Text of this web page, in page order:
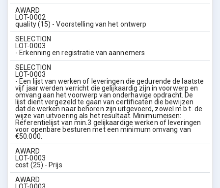
AWARD
LOT-0002
quality (15) - Voorstelling van het ontwerp
SELECTION
LOT-0003
- Erkenning en registratie van aannemers
SELECTION
LOT-0003
- Een lijst van werken of leveringen die gedurende de laatste
vijf jaar werden verricht die gelijkaardig zijn in voorwerp en
omvang aan het voorwerp van onderhavige opdracht. De
lijst dient vergezeld te gaan van certificaten die bewijzen
dat de werken naar behoren zijn uitgevoerd, zowel m.b.t. de
wijze van uitvoering als het resultaat. Minimumeisen:
Referentielijst van min.3 gelijkaardige werken of leveringen
voor openbare besturen met een minimum omvang van
€50.000.
AWARD
LOT-0003
cost (25) - Prijs
AWARD